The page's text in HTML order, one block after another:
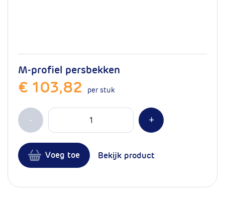
M-profiel persbekken
€ 103,82 per stuk
- Min 1
Aantal
+Plus 1
Voeg toe Bekijk product